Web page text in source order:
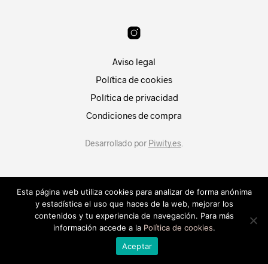
Aviso legal
Política de cookies
Política de privacidad
Condiciones de compra
Desarrollado por Piwity.es
Patri Segura
Hola, ¿En que puedo
ayudarte?
Esta página web utiliza cookies para analizar de forma anónima
y estadística el uso que haces de la web, mejorar los
contenidos y tu experiencia de navegación. Para más
información accede a la Política de cookies.
Aceptar